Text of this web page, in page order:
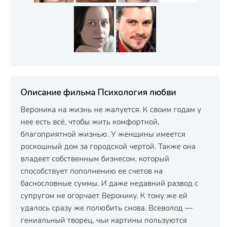
Описание фильма Психология любви
Вероника на жизнь не жалуется. К своим годам у
нее есть всё, чтобы жить комфортной,
благоприятной жизнью. У женщины имеется
роскошный дом за городской чертой. Также она
владеет собственным бизнесом, который
способствует пополнению ее счетов на
баснословные суммы. И даже недавний развод с
супругом не огорчает Веронику. К тому же ей
удалось сразу же полюбить снова. Всеволод —
гениальный творец, чьи картины пользуются